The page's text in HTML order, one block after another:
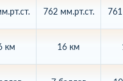
км
762 мм.рт.ст.
16 км